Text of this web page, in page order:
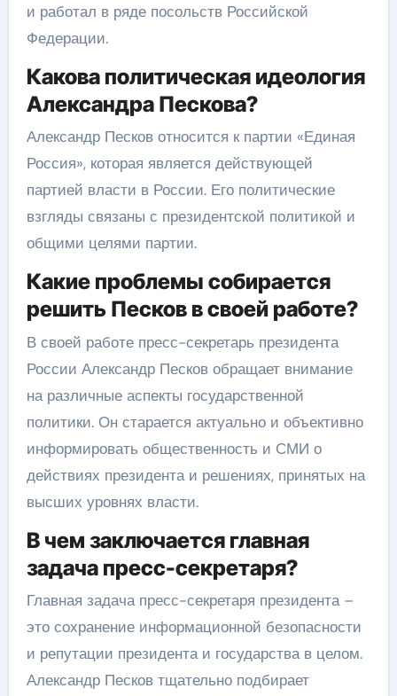
и работал в ряде посольств Российской
Федерации.
Какова политическая идеология
Александра Пескова?
Александр Песков относится к партии «Единая
Россия», которая является действующей
партией власти в России. Его политические
взгляды связаны с президентской политикой и
общими целями партии.
Какие проблемы собирается
решить Песков в своей работе?
В своей работе пресс-секретарь президента
России Александр Песков обращает внимание
на различные аспекты государственной
политики. Он старается актуально и объективно
информировать общественность и СМИ о
действиях президента и решениях, принятых на
высших уровнях власти.
В чем заключается главная
задача пресс-секретаря?
Главная задача пресс-секретаря президента –
это сохранение информационной безопасности
и репутации президента и государства в целом.
Александр Песков тщательно подбирает